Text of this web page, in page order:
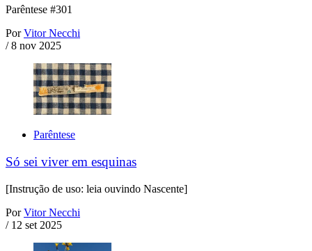
Parêntese #301
Por Vitor Necchi
/ 8 nov 2025
Parêntese
Só sei viver em esquinas
[Instrução de uso: leia ouvindo Nascente]
Por Vitor Necchi
/ 12 set 2025